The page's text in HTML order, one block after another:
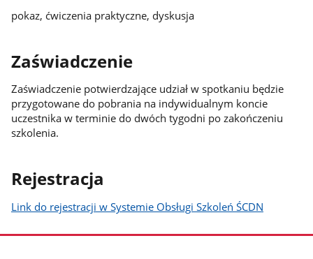
pokaz, ćwiczenia praktyczne, dyskusja
Zaświadczenie
Zaświadczenie potwierdzające udział w spotkaniu będzie
przygotowane do pobrania na indywidualnym koncie
uczestnika w terminie do dwóch tygodni po zakończeniu
szkolenia.
Rejestracja
Link do rejestracji w Systemie Obsługi Szkoleń ŚCDN